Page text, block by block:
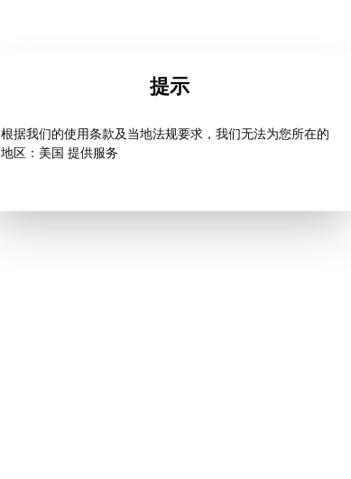
提示
根据我们的使用条款及当地法规要求，我们无法为您所在的
地区：美国 提供服务